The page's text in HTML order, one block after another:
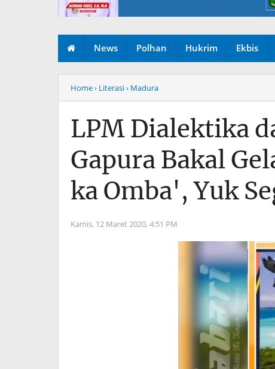
News Polhan Hukrim Ekbis
Home› Literasi› Madura
LPM Dialektika
Gapura Bakal
ka Omba', Yuk
Kamis, 12 Maret 2020, 4:51 PM